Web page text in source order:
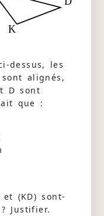
K
dessus, les
alignés,
D sont
que :
(KD) sont-
Justifier.